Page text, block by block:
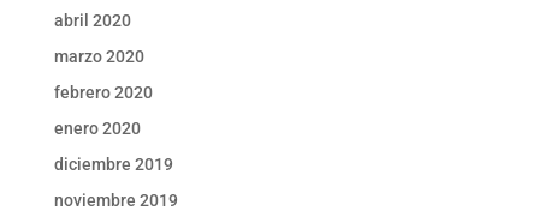
abril 2020
marzo 2020
febrero 2020
enero 2020
diciembre 2019
noviembre 2019